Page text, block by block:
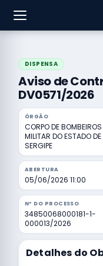
DISPENSA
Aviso de
DV0571/2026
ÓRGÃO
CORPO DE BOMBEIROS
MILITAR DO ESTADO DE
SERGIPE
ABERTURA
05/06/2026 11:00
Nº DO PROCESSO
34850068000181-1-
000013/2026
Detalhes do